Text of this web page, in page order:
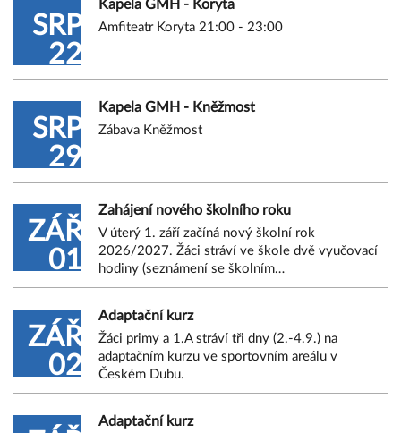
SRP
22
Kapela GMH - Koryta
Amfiteatr Koryta 21:00 - 23:00
SRP
29
Kapela GMH - Kněžmost
Zábava Kněžmost
ZÁŘ
01
Zahájení nového školního roku
V úterý 1. září začíná nový školní rok
2026/2027. Žáci stráví ve škole dvě vyučovací
hodiny (seznámení se školním…
ZÁŘ
02
Adaptační kurz
Žáci primy a 1.A stráví tři dny (2.-4.9.) na
adaptačním kurzu ve sportovním areálu v
Českém Dubu.
Adaptační kurz